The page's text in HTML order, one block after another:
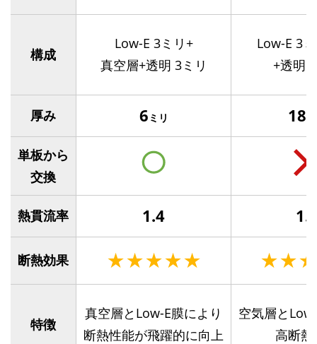
構成
Low-E 3ミリ+
真空層+透明 3ミリ
Low-E 3
+透明
厚み 6 ミリ 18
単板から
交換
熱貫流率 1.4
断熱効果 ★★★★★
特徴
真空層とLow-E膜により
断熱性能が飛躍的に向上
空気層と
高断熱